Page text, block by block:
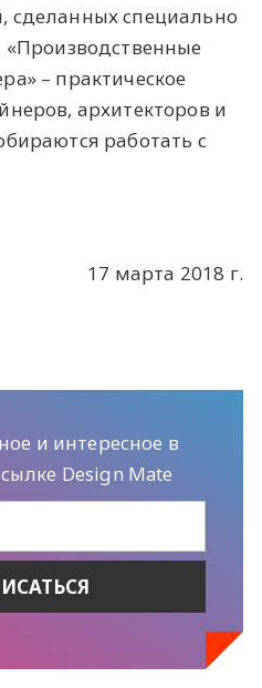
сделанных специально
– практическое
архитекторов и
работать с
17 марта 2018 г.
и интересное в
Design Mate